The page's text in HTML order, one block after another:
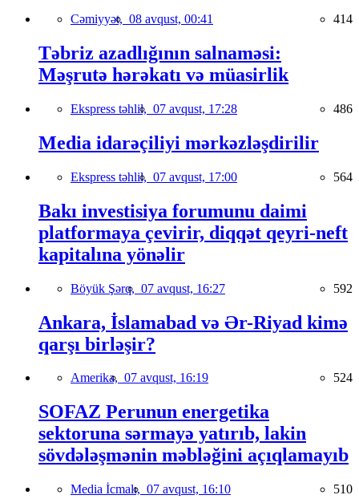
Cəmiyyət, 08 avqust, 00:41 414
Təbriz azadlığının salnaməsi:
Məşrutə hərəkatı və müasirlik
Ekspress təhlil, 07 avqust, 17:28 486
Media idarəçiliyi mərkəzləşdirilir
Ekspress təhlil, 07 avqust, 17:00 564
Bakı investisiya forumunu daimi
platformaya çevirir, diqqət qeyri-neft
kapitalına yönəlir
Böyük Şərq, 07 avqust, 16:27 592
Ankara, İslamabad və Ər-Riyad kimə
qarşı birləşir?
Amerika, 07 avqust, 16:19 524
SOFAZ Perunun energetika
sektoruna sərmayə yatırıb, lakin
sövdələşmənin məbləğini açıqlamayıb
Media İcmalı, 07 avqust, 16:10 510